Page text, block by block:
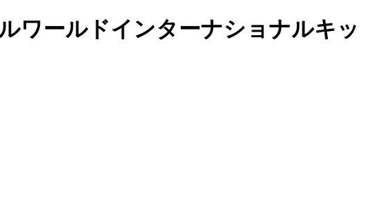
ワールドインターナショナルキッ